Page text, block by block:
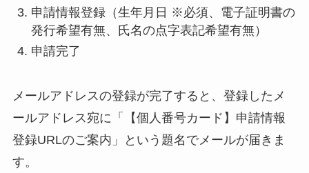
申請情報登録（生年月日 ※必須、電子証明書の
発行希望有無、氏名の点字表記希望有無）
申請完了
メールアドレスの登録が完了すると、登録したメ
ールアドレス宛に「【個人番号カード】申請情報
登録URLのご案内」という題名でメールが届きま
す。